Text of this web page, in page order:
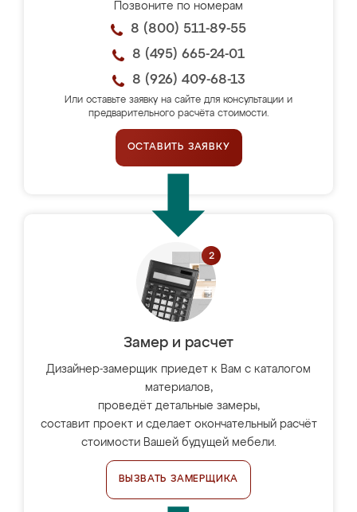
Позвоните по номерам
8 (800) 511-89-55
8 (495) 665-24-01
8 (926) 409-68-13
Или оставьте заявку на сайте для консультации и
предварительного расчёта стоимости.
ОСТАВИТЬ ЗАЯВКУ
Замер и расчет
Дизайнер-замерщик приедет к Вам с каталогом
материалов,
проведёт детальные замеры,
составит проект и сделает окончательный расчёт
стоимости Вашей будущей мебели.
ВЫЗВАТЬ ЗАМЕРЩИКА